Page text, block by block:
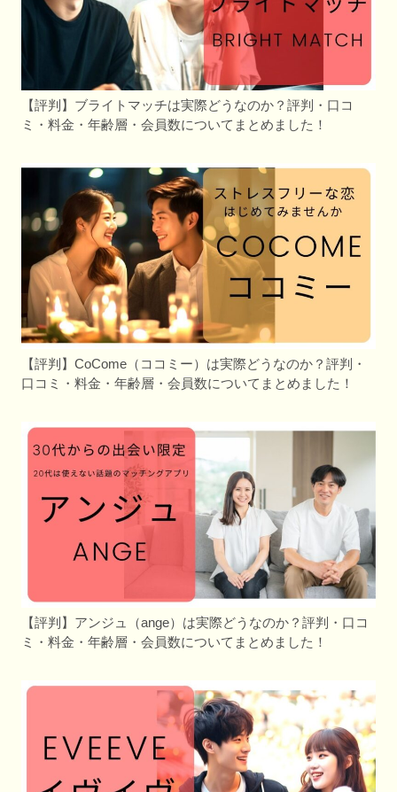
【評判】ブライトマッチは実際どうなのか？評判・口コ
ミ・料金・年齢層・会員数についてまとめました！
【評判】CoCome（ココミー）は実際どうなのか？評判・
口コミ・料金・年齢層・会員数についてまとめました！
【評判】アンジュ（ange）は実際どうなのか？評判・口コ
ミ・料金・年齢層・会員数についてまとめました！